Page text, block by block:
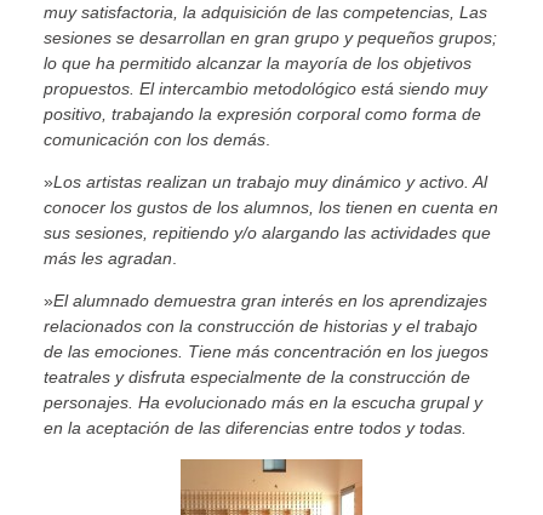
muy satisfactoria, la adquisición de las competencias, Las
sesiones se desarrollan en gran grupo y pequeños grupos;
lo que ha permitido alcanzar la mayoría de los objetivos
propuestos. El intercambio metodológico está siendo muy
positivo, trabajando la expresión corporal como forma de
comunicación con los demás.
»Los artistas realizan un trabajo muy dinámico y activo. Al
conocer los gustos de los alumnos, los tienen en cuenta en
sus sesiones, repitiendo y/o alargando las actividades que
más les agradan
»El alumnado demuestra gran interés en los aprendizajes
relacionados con la construcción de historias y el trabajo
de las emociones. Tiene más concentración en los juegos
teatrales y disfruta especialmente de la construcción de
personajes. Ha evolucionado más en la escucha grupal y
en la aceptación de las diferencias entre todos y todas.